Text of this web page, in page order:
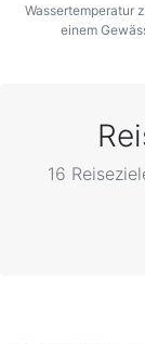
Wassertemperatur
einem
16